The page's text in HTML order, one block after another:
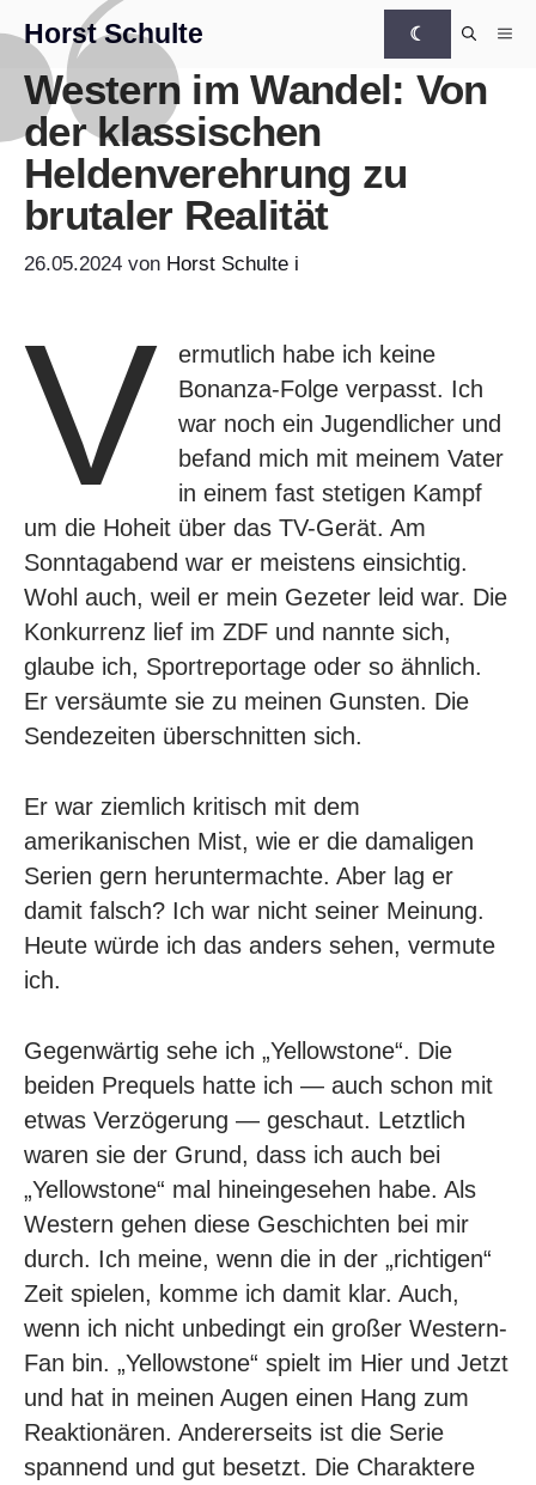
Zum Inhalt springen
Horst Schulte ☾
Western im Wandel: Von
der klassischen
Heldenverehrung zu
brutaler Realität
26.05.2024 von Horst Schulte i
V
ermutlich habe ich keine
Bonanza-Folge verpasst. Ich
war noch ein Jugendlicher und
befand mich mit meinem Vater
in einem fast stetigen Kampf
um die Hoheit über das TV-Gerät. Am
Sonntagabend war er meistens einsichtig.
Wohl auch, weil er mein Gezeter leid war. Die
Konkurrenz lief im ZDF und nannte sich,
glaube ich, Sportreportage oder so ähnlich.
Er versäumte sie zu meinen Gunsten. Die
Sendezeiten überschnitten sich.
Er war ziemlich kritisch mit dem
amerikanischen Mist, wie er die damaligen
Serien gern heruntermachte. Aber lag er
damit falsch? Ich war nicht seiner Meinung.
Heute würde ich das anders sehen, vermute
ich.
Gegenwärtig sehe ich „Yellowstone“. Die
beiden Prequels hatte ich — auch schon mit
etwas Verzögerung — geschaut. Letztlich
waren sie der Grund, dass ich auch bei
„Yellowstone“ mal hineingesehen habe. Als
Western gehen diese Geschichten bei mir
durch. Ich meine, wenn die in der „richtigen“
Zeit spielen, komme ich damit klar. Auch,
wenn ich nicht unbedingt ein großer Western-
Fan bin. „Yellowstone“ spielt im Hier und Jetzt
und hat in meinen Augen einen Hang zum
Reaktionären. Andererseits ist die Serie
spannend und gut besetzt. Die Charaktere